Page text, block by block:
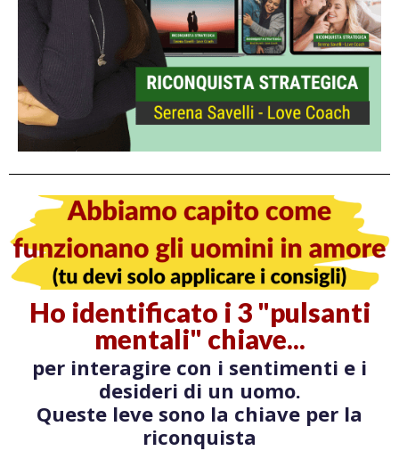
Ho identificato i 3 "pulsanti
mentali" chiave...
per interagire con i sentimenti e i
desideri di un uomo.
Queste leve sono la chiave per la
riconquista